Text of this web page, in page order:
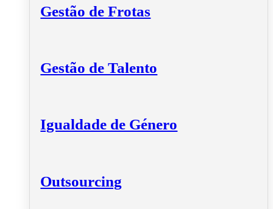
Gestão de Frotas
Gestão de Talento
Igualdade de Género
Outsourcing